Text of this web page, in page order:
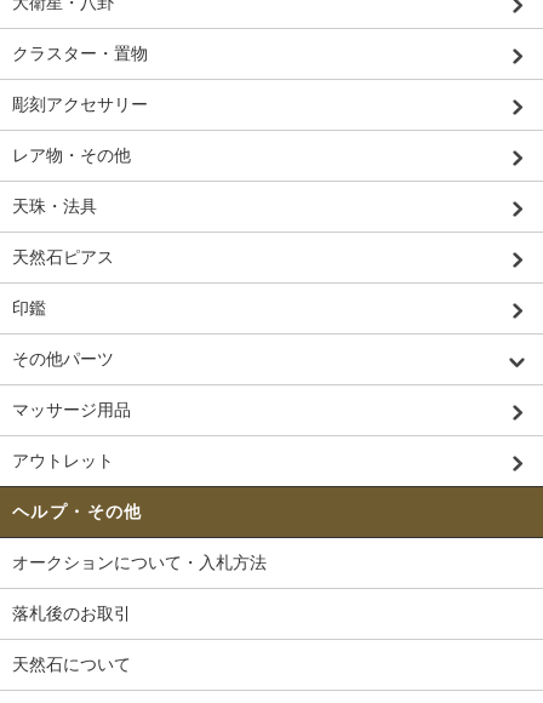
クラスター・置物
彫刻アクセサリー
レア物・その他
天珠・法具
天然石ピアス
印鑑
その他パーツ
マッサージ用品
アウトレット
ヘルプ・その他
オークションについて・入札方法
落札後のお取引
天然石について